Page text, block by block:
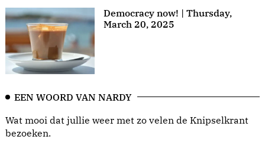
Democracy now! | Thursday,
March 20, 2025
EEN WOORD VAN NARDY
Wat mooi dat jullie weer met zo velen de Knipselkrant
bezoeken.